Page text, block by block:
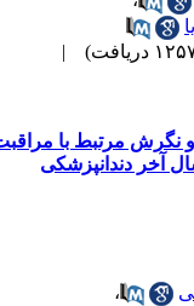
|
مرتبط با مراقبت
آخر دندانپزشکی
،